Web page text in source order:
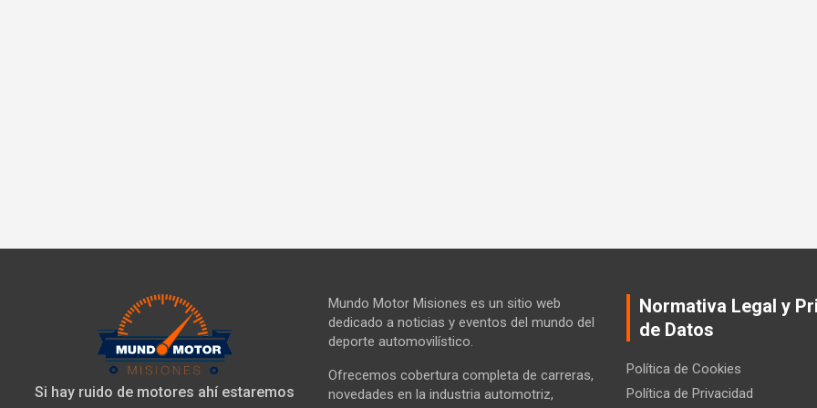
Si hay ruido de motores ahí estaremos
Mundo Motor Misiones es un sitio web
dedicado a noticias y eventos del mundo del
deporte automovilístico.
Ofrecemos cobertura completa de carreras,
novedades en la industria automotriz,
Normativa Legal y
de Datos
Política de Cookies
Política de Privacidad